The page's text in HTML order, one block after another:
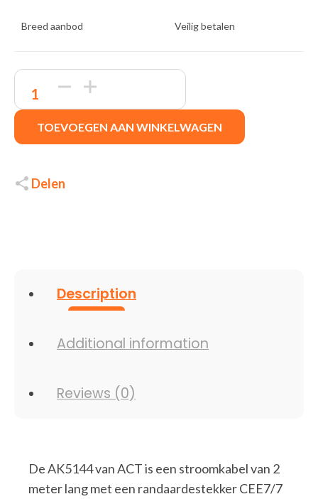
Breed aanbod Veilig betalen
AK5144
Stroomkabel
CEE7/7
Male
C5
2.5A
quantity
TOEVOEGEN AAN WINKELWAGEN
Delen
Description
Additional information
Reviews (0)
De AK5144 van ACT is een stroomkabel van 2
meter lang met een randaardestekker CEE7/7